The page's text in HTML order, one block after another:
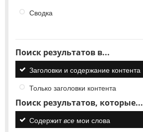
Сводка
Поиск результатов в...
Заголовки и содержание контента
Только заголовки контента
Поиск результатов, которые...
Содержитвсе мои слова